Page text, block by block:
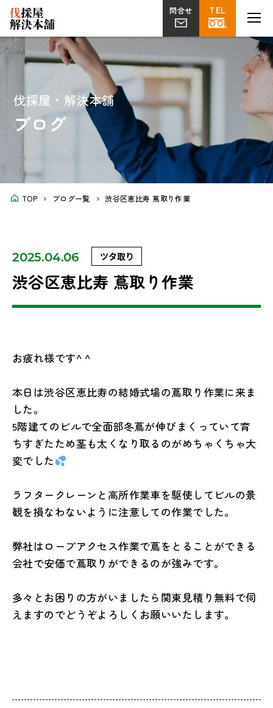
問合せ TEL
問合せ TEL
伐採屋・解決本舗
ブログ
TOP ブログ一覧 渋谷区恵比寿 蔦取り作業
2025.04.06 ツタ取り
渋谷区恵比寿 蔦取り作業
お疲れ様です^ ^
本日は渋谷区恵比寿の結婚式場の蔦取り作業に来ま
した。
5階建てのビルで全面部冬蔦が伸びまくっていて育
ちすぎたため茎も太くなり取るのがめちゃくちゃ大
変でした
ラフタークレーンと高所作業車を駆使してビルの景
観を損なわないように注意しての作業でした。
弊社はロープアクセス作業で蔦をとることができる
会社で安価で蔦取りができるのが強みです。
多々とお困りの方がいましたら関東見積り無料で伺
えますのでどうぞよろしくお願いいたします。
伐採
剪定
植栽・外構
解体工事
屋上
菜園